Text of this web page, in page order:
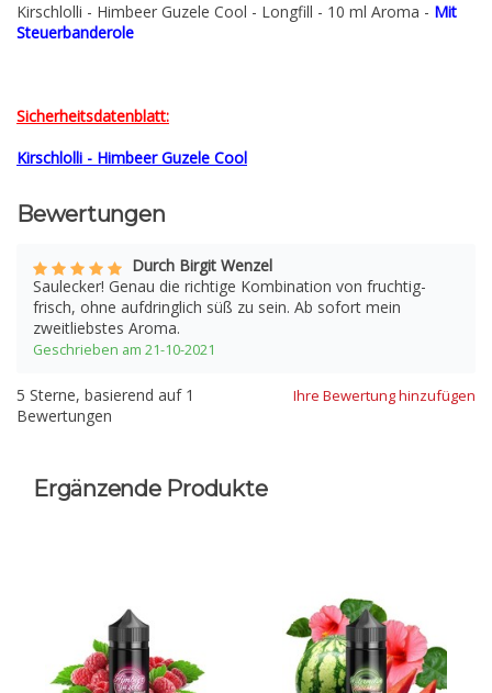
Kirschlolli - Himbeer Guzele Cool - Longfill - 10 ml Aroma - Mit
Steuerbanderole
Sicherheitsdatenblatt:
Kirschlolli - Himbeer Guzele Cool
Bewertungen
Durch Birgit Wenzel
Saulecker! Genau die richtige Kombination von fruchtig-
frisch, ohne aufdringlich süß zu sein. Ab sofort mein
zweitliebstes Aroma.
Geschrieben am 21-10-2021
Ihre Bewertung hinzufügen
5 Sterne, basierend auf 1
Bewertungen
Ergänzende Produkte